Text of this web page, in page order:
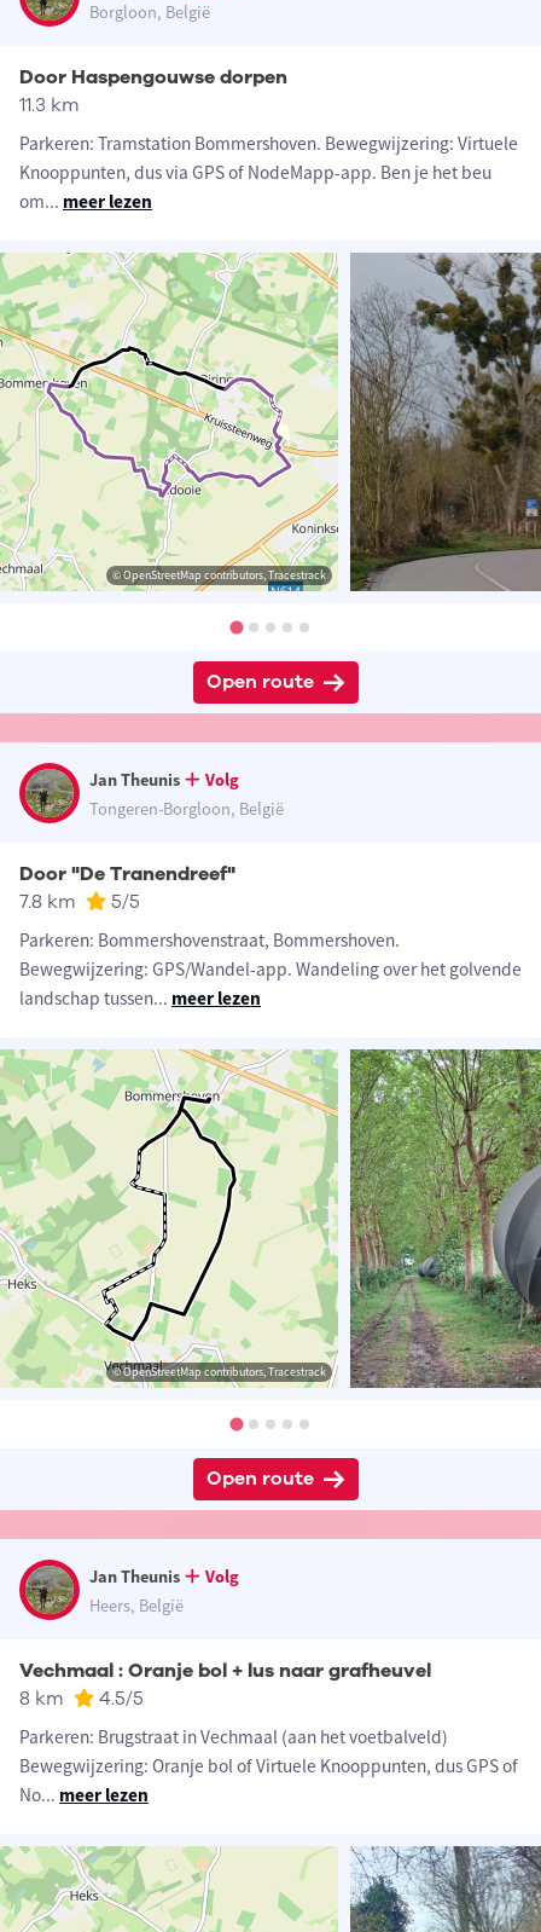
Borgloon, België
Door Haspengouwse dorpen
11.3 km
Parkeren: Tramstation Bommershoven. Bewegwijzering: Virtuele
Knooppunten, dus via GPS of NodeMapp-app. Ben je het beu
om... meer lezen
© OpenStreetMap contributors, Tracestrack
Open route
Jan Theunis
Volg
Tongeren-Borgloon, België
Door "De Tranendreef"
7.8 km 5/5
Parkeren: Bommershovenstraat, Bommershoven.
Bewegwijzering: GPS/Wandel-app. Wandeling over het golvende
landschap tussen... meer lezen
© OpenStreetMap contributors, Tracestrack
Open route
Jan Theunis
Volg
Heers, België
Vechmaal : Oranje bol + lus naar grafheuvel
8 km 4.5/5
Parkeren: Brugstraat in Vechmaal (aan het voetbalveld)
Bewegwijzering: Oranje bol of Virtuele Knooppunten, dus GPS of
No... meer lezen